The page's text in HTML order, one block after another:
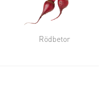
Rödbetor